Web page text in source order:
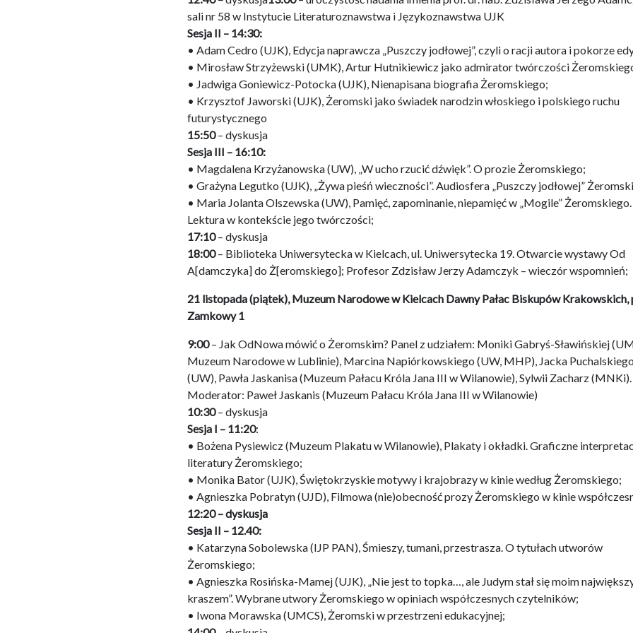
sali nr 58 w Instytucie Literaturoznawstwa i Językoznawstwa UJK
Sesja II – 14:30:
• Adam Cedro (UJK), Edycja naprawcza „Puszczy jodłowej”, czyli o racji autora i pokorze
• Mirosław Strzyżewski (UMK), Artur Hutnikiewicz jako admirator twórczości
• Jadwiga Goniewicz-Potocka (UJK), Nienapisana biografia Żeromskiego;
• Krzysztof Jaworski (UJK), Żeromski jako świadek narodzin włoskiego i polskiego ruchu
futurystycznego
15:50– dyskusja
Sesja III – 16:10:
• Magdalena Krzyżanowska (UW), „W ucho rzucić dźwięk”. O prozie Żeromskiego;
• Grażyna Legutko (UJK), „Żywa pieśń wieczności”. Audiosfera „Puszczy jodłowej”
• Maria Jolanta Olszewska (UW), Pamięć, zapominanie, niepamięć w „Mogile” Żeromskiego.
Lektura w kontekście jego twórczości;
17:10– dyskusja
18:00– Biblioteka Uniwersytecka w Kielcach, ul. Uniwersytecka 19. Otwarcie wystawy Od
A[damczyka] do Ż[eromskiego]; Profesor Zdzisław Jerzy Adamczyk – wieczór wspomnień;
21 listopada (piątek), Muzeum Narodowe w Kielcach Dawny Pałac Biskupów Krakowskich,
Zamkowy 1
9:00– Jak OdNowa mówić o Żeromskim? Panel z udziałem: Moniki Gabryś-Sławińskiej
Muzeum Narodowe w Lublinie), Marcina Napiórkowskiego (UW, MHP), Jacka Puchalskiego
(UW), Pawła Jaskanisa (Muzeum Pałacu Króla Jana III w Wilanowie), Sylwii Zacharz (MNKi).
Moderator: Paweł Jaskanis (Muzeum Pałacu Króla Jana III w Wilanowie)
10:30– dyskusja
Sesja I – 11:20:
• Bożena Pysiewicz (Muzeum Plakatu w Wilanowie), Plakaty i okładki. Graficzne
literatury Żeromskiego;
• Monika Bator (UJK), Świętokrzyskie motywy i krajobrazy w kinie według Żeromskiego;
• Agnieszka Pobratyn (UJD), Filmowa (nie)obecność prozy Żeromskiego w kinie
12:20 – dyskusja
Sesja II – 12.40:
• Katarzyna Sobolewska (IJP PAN), Śmieszy, tumani, przestrasza. O tytułach utworów
Żeromskiego;
• Agnieszka Rosińska-Mamej (UJK), „Nie jest to topka…, ale Judym stał się moim
kraszem”. Wybrane utwory Żeromskiego w opiniach współczesnych czytelników;
• Iwona Morawska (UMCS), Żeromski w przestrzeni edukacyjnej;